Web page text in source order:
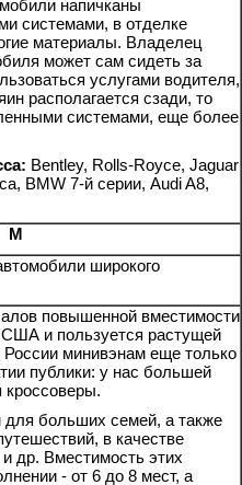
напичканы
системами, в отделке
материалы. Владелец
может сам сидеть за
услугами водителя,
располагается сзади, то
системами, еще более
Bentley, Rolls-Royce, Jaguar
BMW 7-й серии, Audi A8,
M
широкого
повышенной вместимости
и пользуется растущей
минивэнам еще только
публики: у нас большей
кроссоверы.
больших семей, а также
в качестве
др. Вместимость этих
- от 6 до 8 мест, а